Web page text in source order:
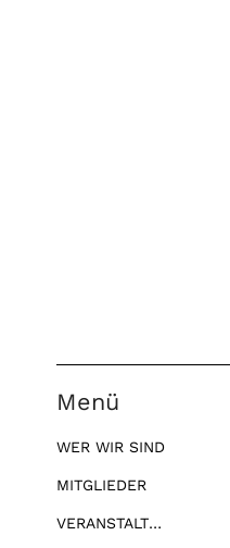
WER WIR SIND
MITGLIEDER
VERANSTALTUNGEN
Menü